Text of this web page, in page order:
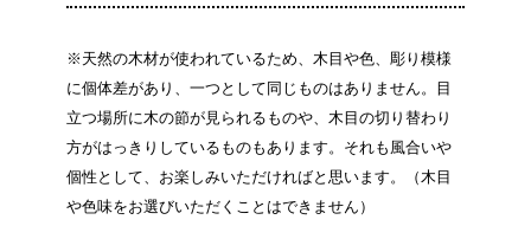
※天然の木材が使われているため、木目や色、彫り模様
に個体差があり、一つとして同じものはありません。目
立つ場所に木の節が見られるものや、木目の切り替わり
方がはっきりしているものもあります。それも風合いや
個性として、お楽しみいただければと思います。（木目
や色味をお選びいただくことはできません）